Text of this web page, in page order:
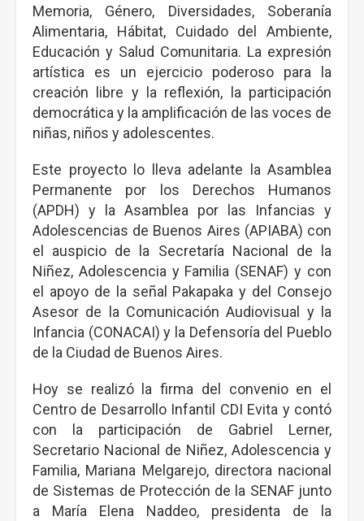
Memoria, Género, Diversidades, Soberanía
Alimentaria, Hábitat, Cuidado del Ambiente,
Educación y Salud Comunitaria. La expresión
artística es un ejercicio poderoso para la
creación libre y la reflexión, la participación
democrática y la amplificación de las voces de
niñas, niños y adolescentes.
Este proyecto lo lleva adelante la Asamblea
Permanente por los Derechos Humanos
(APDH) y la Asamblea por las Infancias y
Adolescencias de Buenos Aires (APIABA) con
el auspicio de la Secretaría Nacional de la
Niñez, Adolescencia y Familia (SENAF) y con
el apoyo de la señal Pakapaka y del Consejo
Asesor de la Comunicación Audiovisual y la
Infancia (CONACAI) y la Defensoría del Pueblo
de la Ciudad de Buenos Aires.
Hoy se realizó la firma del convenio en el
Centro de Desarrollo Infantil CDI Evita y contó
con la participación de Gabriel Lerner,
Secretario Nacional de Niñez, Adolescencia y
Familia, Mariana Melgarejo, directora nacional
de Sistemas de Protección de la SENAF junto
a María Elena Naddeo, presidenta de la